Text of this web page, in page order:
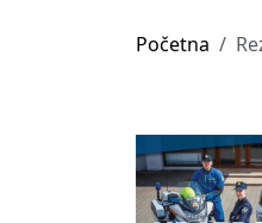
Početna